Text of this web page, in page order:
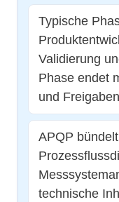
Typische
Validierung
Phase endet
und
APQP
technische